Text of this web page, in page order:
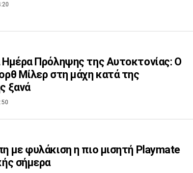
Ημέρα Πρόληψης της Αυτοκτονίας: Ο
Μίλερ στη μάχη κατά της
ξανά
με φυλάκιση η πιο μισητή Playmate
σήμερα